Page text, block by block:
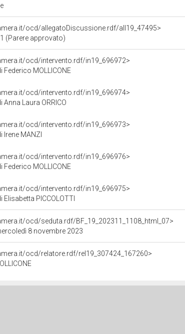
ocd/allegatoDiscussione.rdf/all19_47495>
1 (Parere approvato)
ocd/intervento.rdf/in19_696972>
Federico MOLLICONE
ocd/intervento.rdf/in19_696974>
Anna Laura ORRICO
ocd/intervento.rdf/in19_696973>
Irene MANZI
ocd/intervento.rdf/in19_696976>
Federico MOLLICONE
ocd/intervento.rdf/in19_696975>
Elisabetta PICCOLOTTI
ocd/seduta.rdf/BF_19_202311_1108_html_07>
8 novembre 2023
ocd/relatore.rdf/rel19_307424_167260>